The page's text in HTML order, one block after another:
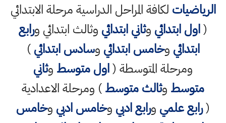
الرياضيات لكافة المراحل الدراسية مرحلة الابتدائي
(اول ابتدائي وثاني ابتدائي وثالث ابتدائي ورابع
ابتدائي وخامس ابتدائي وسادس ابتدائي)
ومرحلة المتوسطة (اول متوسط وثاني
متوسط وثالث متوسط) ومرحلة الاعدادية
(رابع علمي ورابع ادبي وخامس ادبي وخامس